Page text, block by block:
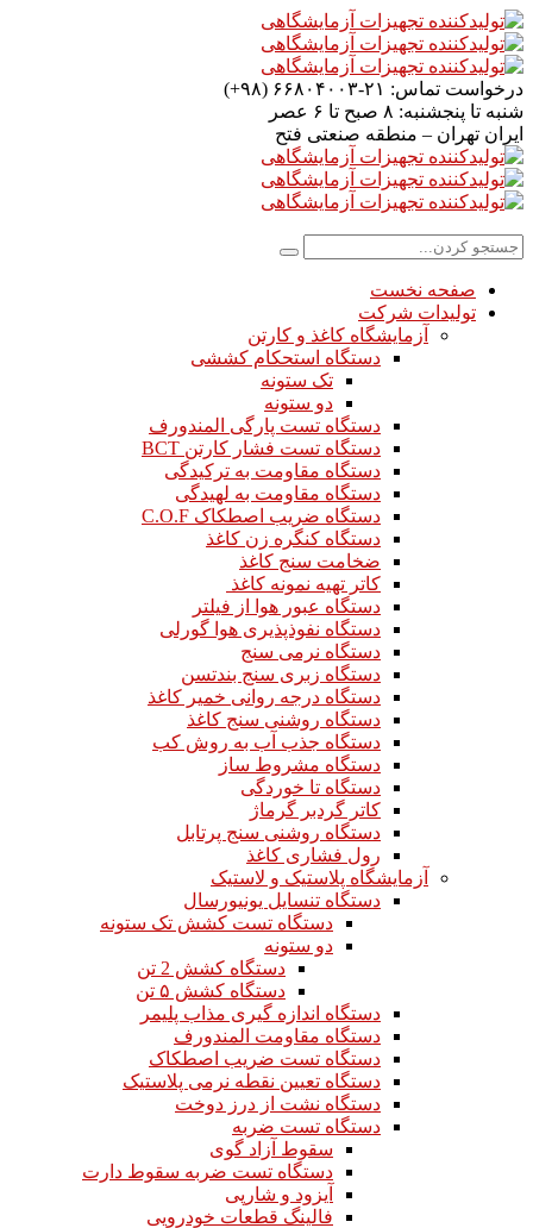
درخواست تماس: ۲۱-۶۶۸۰۴۰۰۳ (۹۸+)
شنبه تا پنجشنبه: ۸ صبح تا ۶ عصر
ایران تهران – منطقه صنعتی فتح
صفحه نخست
تولیدات شرکت
آزمایشگاه کاغذ و کارتن
دستگاه استحکام کششی
تک ستونه
دو ستونه
دستگاه تست پارگی المندورف
دستگاه تست فشار کارتن BCT
دستگاه مقاومت به ترکیدگی
دستگاه مقاومت به لهیدگی
دستگاه ضریب اصطکاک C.O.F
دستگاه کنگره زن کاغذ
ضخامت سنج کاغذ
کاتر تهیه نمونه کاغذ
دستگاه عبور هوا از فیلتر
دستگاه نفوذپذیری هوا گورلی
دستگاه نرمی سنج
دستگاه زبری سنج بندتسن
دستگاه درجه روانی خمیر کاغذ
دستگاه روشنی سنج کاغذ
دستگاه جذب آب به روش کب
دستگاه مشروط ساز
دستگاه تا خوردگی
کاتر گردبر گرماژ
دستگاه روشنی سنج پرتابل
رول فشاری کاغذ
آزمایشگاه پلاستیک و لاستیک
دستگاه تنسایل یونیورسال
دستگاه تست کشش تک ستونه
دو ستونه
دستگاه کشش 2 تن
دستگاه کشش ۵ تن
دستگاه اندازه گیری مذاب پلیمر
دستگاه مقاومت المندورف
دستگاه تست ضریب اصطکاک
دستگاه تعیین نقطه نرمی پلاستیک
دستگاه نشت از درز دوخت
دستگاه تست ضربه
سقوط آزاد گوی
دستگاه تست ضربه سقوط دارت
آیزود و شارپی
فالینگ قطعات خودرویی